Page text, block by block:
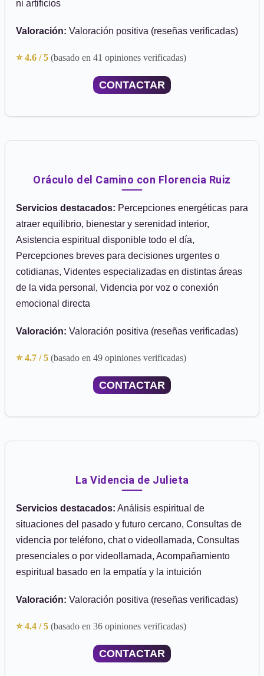
ni artificios
Valoración: Valoración positiva (reseñas verificadas)
⭐ 4.6 / 5 (basado en 41 opiniones verificadas)
CONTACTAR
Oráculo del Camino con Florencia Ruiz
Servicios destacados: Percepciones energéticas para
atraer equilibrio, bienestar y serenidad interior,
Asistencia espiritual disponible todo el día,
Percepciones breves para decisiones urgentes o
cotidianas, Videntes especializadas en distintas áreas
de la vida personal, Videncia por voz o conexión
emocional directa
Valoración: Valoración positiva (reseñas verificadas)
⭐ 4.7 / 5 (basado en 49 opiniones verificadas)
CONTACTAR
La Videncia de Julieta
Servicios destacados: Análisis espiritual de
situaciones del pasado y futuro cercano, Consultas de
videncia por teléfono, chat o videollamada, Consultas
presenciales o por videollamada, Acompañamiento
espiritual basado en la empatía y la intuición
Valoración: Valoración positiva (reseñas verificadas)
⭐ 4.4 / 5 (basado en 36 opiniones verificadas)
CONTACTAR